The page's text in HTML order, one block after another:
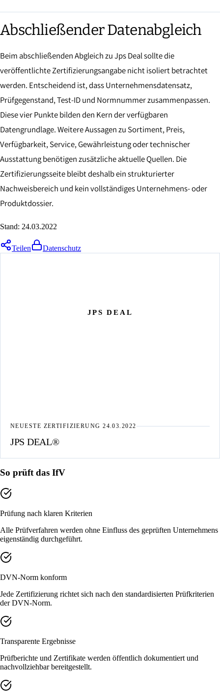
Abschließender Datenabgleich
Beim abschließenden Abgleich zu Jps Deal sollte die
veröffentlichte Zertifizierungsangabe nicht isoliert betrachtet
werden. Entscheidend ist, dass Unternehmensdatensatz,
Prüfgegenstand, Test-ID und Normnummer zusammenpassen.
Diese vier Punkte bilden den Kern der verfügbaren
Datengrundlage. Weitere Aussagen zu Sortiment, Preis,
Verfügbarkeit, Service, Gewährleistung oder technischer
Ausstattung benötigen zusätzliche aktuelle Quellen. Die
Zertifizierungsseite bleibt deshalb ein strukturierter
Nachweisbereich und kein vollständiges Unternehmens- oder
Produktdossier.
Stand: 24.03.2022
Teilen Datenschutz
JPS DEAL
NEUESTE ZERTIFIZIERUNG24.03.2022
JPS DEAL®
So prüft das IfV
Prüfung nach klaren Kriterien
Alle Prüfverfahren werden ohne Einfluss des geprüften Unternehmens
eigenständig durchgeführt.
DVN-Norm konform
Jede Zertifizierung richtet sich nach den standardisierten Prüfkriterien
der DVN-Norm.
Transparente Ergebnisse
Prüfberichte und Zertifikate werden öffentlich dokumentiert und
nachvollziehbar bereitgestellt.